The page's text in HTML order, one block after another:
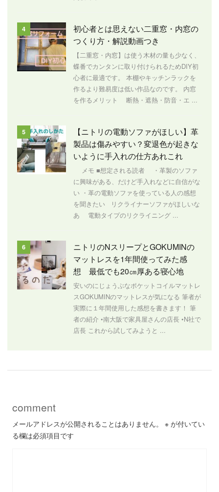
4
初心者とは思えない二重窓・内窓の
つくり方・解説動画つき
【二重窓・内窓】は使う木材の量も少なく、
蝶番でカンタンに取り付けられるためDIY初
心者に最適です。 本棚やキッチンラックを
作るより難易度は低い作品なのです。 内窓
を作るメリット 断熱・遮熱・防音・エ ...
5
【ニトリの電動ソファがほしい】革
製品は傷みやすい？変退色が起きな
いように手入れの仕方あれこれ
メモ ■想定される読者 ・革製のソファ
に興味がある、だけど手入れなどに自信がな
い ・革の電動ソファを使っている人の感想
を聞きたい リクライナーソファがほしいな
あ 電動タイプのリクライニング ...
6
ニトリのNスリープとGOKUMINの
マットレスを1年間使ってみた感
想 最低でも20㎝厚ある寝心地
安いのにじょうぶなポケットコイルマットレ
スGOKUMINのマットレスが気になる 筆者が
実際に１年間使用した感想を書きます！ 筆
者の紹介 •南大阪で家具屋さんの店長 •N社で
店長 これから試してみようと ...
comment
メールアドレスが公開されることはありません。 ※ が付いてい
る欄は必須項目です